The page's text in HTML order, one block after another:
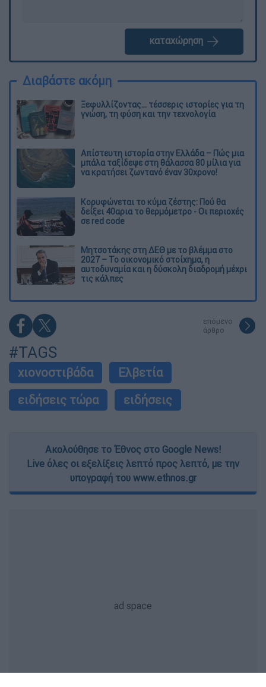
καταχώρηση
Διαβάστε ακόμη
Ξεφυλλίζοντας... τέσσερις ιστορίες για τη
γνώση, τη φύση και την τεχνολογία
Απίστευτη ιστορία στην Ελλάδα – Πώς μια
μπάλα ταξίδεψε στη θάλασσα 80 μίλια για
να κρατήσει ζωντανό έναν 30χρονο!
Κορυφώνεται το κύμα ζέστης: Πού θα
δείξει 40αρια το θερμόμετρο - Οι περιοχές
σε red code
Μητσοτάκης στη ΔΕΘ με το βλέμμα στο
2027 – Το οικονομικό στοίχημα, η
αυτοδυναμία και η δύσκολη διαδρομή μέχρι
τις κάλπες
επόμενο
άρθρο
#TAGS
χιονοστιβάδα
Ελβετία
ειδήσεις τώρα
ειδήσεις
Ακολούθησε το Έθνος στο Google News!
Live όλες οι εξελίξεις λεπτό προς λεπτό, με την
υπογραφή του www.ethnos.gr